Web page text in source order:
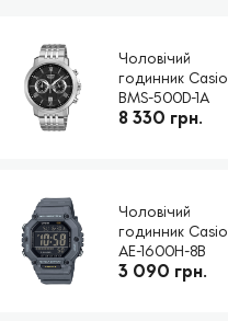
Чоловічий
годинник Casio
BMS-500D-1A
8 330 грн.
Чоловічий
годинник Casio
AE-1600H-8B
3 090 грн.